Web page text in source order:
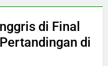
di Final
di